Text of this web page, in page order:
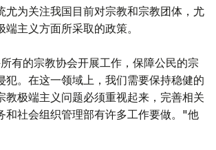
尤为关注我国目前对宗教和宗教团体，尤
主义方面所采取的政策。
有的宗教协会开展工作，保障公民的宗
犯。在这一领域上，我们需要保持稳健的
教极端主义问题必须重视起来，完善相关
和社会组织管理部有许多工作要做。"他